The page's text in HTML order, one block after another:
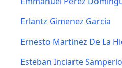
Erlantz Gimenez Garcia
Ernesto Martinez De La
Esteban Inciarte Samperio